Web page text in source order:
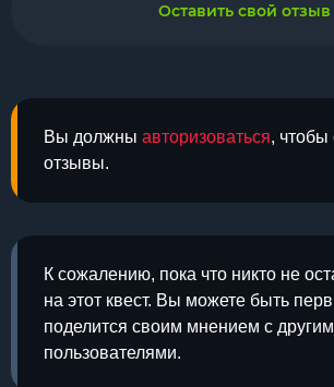
Вы должны авторизоваться, чтобы
отзывы.
К сожалению, пока что никто не
на этот квест. Вы можете быть
поделится своим мнением с
пользователями.
Оставить свой отзыв